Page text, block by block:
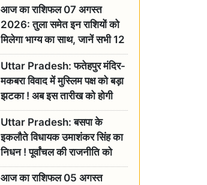
महिमा
आज का राशिफल 07 अगस्त
2026: तुला समेत इन राशियों को
मिलेगा भाग्य का साथ, जानें सभी 12
राशियों का दैनिक भाग्यफल
Uttar Pradesh: फतेहपुर मंदिर-
मकबरा विवाद में मुस्लिम पक्ष को बड़ा
झटका ! अब इस तारीख को होगी
सुनवाई
Uttar Pradesh: बसपा के
इकलौते विधायक उमाशंकर सिंह का
निधन ! पूर्वांचल की राजनीति को
बड़ा झटका, योगी ने जताया दुःख
आज का राशिफल 05 अगस्त